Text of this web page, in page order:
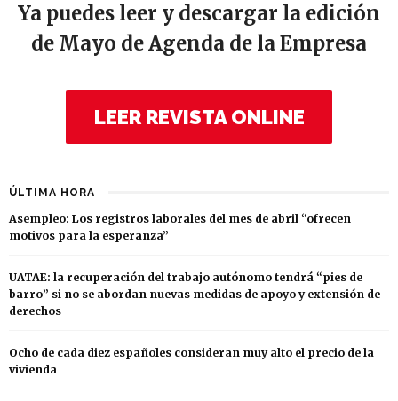
Ya puedes leer y descargar la edición
de Mayo de Agenda de la Empresa
LEER REVISTA ONLINE
ÚLTIMA HORA
Asempleo: Los registros laborales del mes de abril “ofrecen
motivos para la esperanza”
UATAE: la recuperación del trabajo autónomo tendrá “pies de
barro” si no se abordan nuevas medidas de apoyo y extensión de
derechos
Ocho de cada diez españoles consideran muy alto el precio de la
vivienda